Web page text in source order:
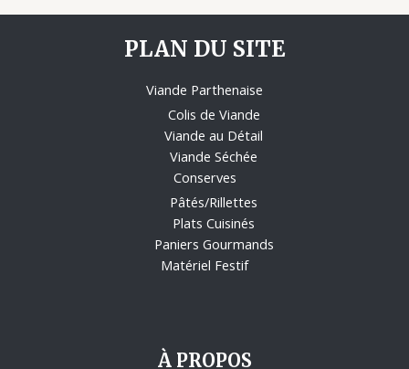
PLAN DU SITE
Viande Parthenaise
Colis de Viande
Viande au Détail
Viande Séchée
Conserves
Pâtés/Rillettes
Plats Cuisinés
Paniers Gourmands
Matériel Festif
À PROPOS